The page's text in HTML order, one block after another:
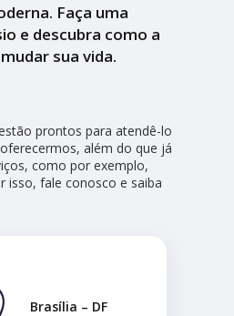
Faça uma
e descubra como a
sua vida.
prontos para atendê-lo
além do que já
como por exemplo,
isso, fale conosco e saiba
Brasília – DF